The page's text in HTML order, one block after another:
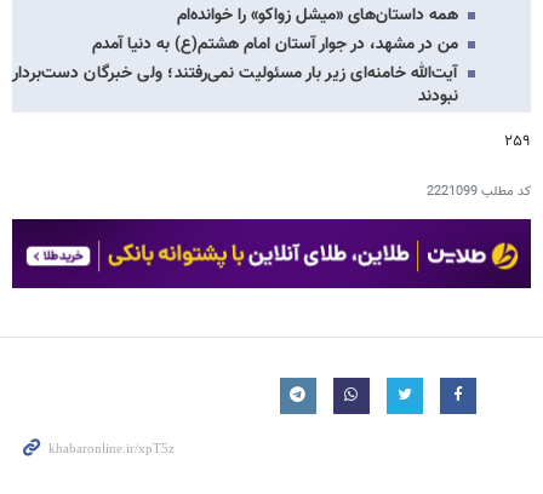
همه داستان‌های «میشل زواکو» را خوانده‌ام
من در مشهد، در جوار آستان امام هشتم(ع) به دنیا آمدم
آیت‌الله خامنه‌ای زیر بار مسئولیت نمی‌رفتند؛ ولی خبرگان دست‌بردار
نبودند
۲۵۹
کد مطلب2221099